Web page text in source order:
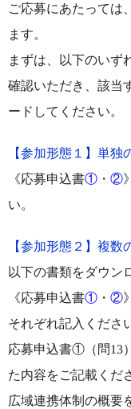
ご応募にあたっては
ます。
まずは、以下のいず
確認いただき、該当
ードしてください。
【参加形態１】単独
《応募申込書① ・②
い。
【参加形態２】複
以下の書類をダウン
《応募申込書① ・②
それぞれ記入くださ
応募申込書①（問13
た内容をご記載くだ
広域連携体制の概要